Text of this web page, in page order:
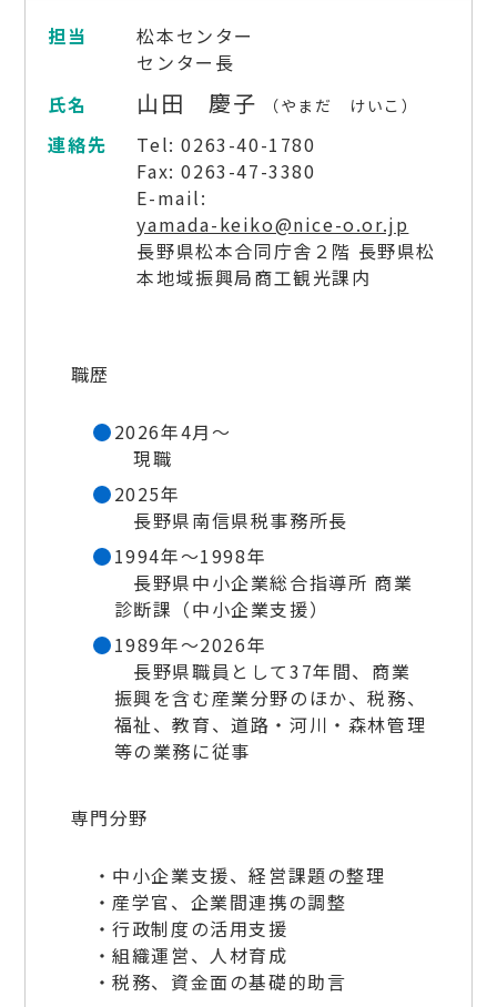
担当
松本センター
センター長
氏名
山田 慶子 （やまだ けいこ）
連絡先
Tel: 0263-40-1780
Fax: 0263-47-3380
E-mail:
yamada-keiko@nice-o.or.jp
長野県松本合同庁舎２階 長野県松
本地域振興局商工観光課内
職歴
2026年4月～
現職
2025年
長野県南信県税事務所長
1994年～1998年
長野県中小企業総合指導所 商業
診断課（中小企業支援）
1989年～2026年
長野県職員として37年間、商業
振興を含む産業分野のほか、税務、
福祉、教育、道路・河川・森林管理
等の業務に従事
専門分野
・中小企業支援、経営課題の整理
・産学官、企業間連携の調整
・行政制度の活用支援
・組織運営、人材育成
・税務、資金面の基礎的助言